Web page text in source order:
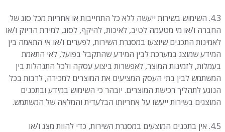
4.3. השימוש בשירות ייעשה ללא כל התחייבות או אחריות מכל סוג של
החברה ו/או מי מטעמה לטיב, לאיכות, להיקף, לסוג, למידת הדיוק ו/או
לאמינות התכנים שיוצעו במסגרת השירות, לפערים ו/או אי התאמה בין
המידע שמוצג במערכת לבין המידע שהתקבל בפועל, לאי התאמת
בעמלות, לזמינות המוצר, לאפשרות ביצוע עסקה ולכל התנהלות בין
המשתמש לבין בתי העסק המציעים את המוצרים למכירה, לרבות בכל
הנוגע לתהליך רכישת המוצרים. יובהר כי השימוש במידע ובתכנים
המוצגים בשירות ייעשו על אחריותו הבלעדית והמלאה של המשתמש.
4.5. אין בתכנים המוצעים במסגרת השירות, כדי להוות מצג ו/או